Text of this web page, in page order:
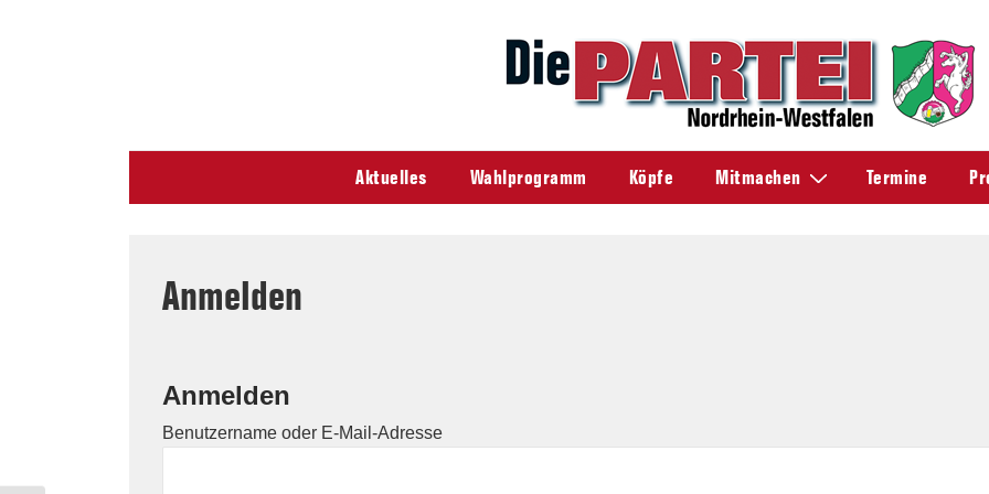
Aktuelles Wahlprogramm Köpfe Mitmachen Termine
Anmelden
Anmelden
Benutzername oder E-Mail-Adresse